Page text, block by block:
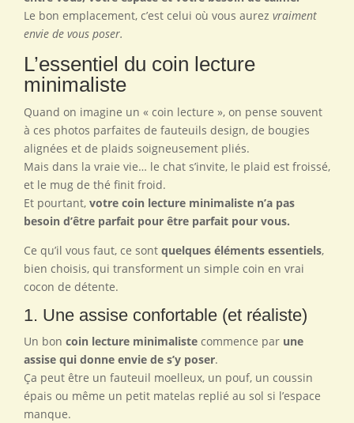
Le bon emplacement, c’est celui où vous aurez vraiment
envie de vous poser.
L’essentiel du coin lecture
minimaliste
Quand on imagine un « coin lecture », on pense souvent
à ces photos parfaites de fauteuils design, de bougies
alignées et de plaids soigneusement pliés.
Mais dans la vraie vie… le chat s’invite, le plaid est froissé,
et le mug de thé finit froid.
Et pourtant, votre coin lecture minimaliste n’a pas
besoin d’être parfait pour être parfait pour vous.
Ce qu’il vous faut, ce sont quelques éléments essentiels,
bien choisis, qui transforment un simple coin en vrai
cocon de détente.
1. Une assise confortable (et réaliste)
Un bon coin lecture minimaliste commence par une
assise qui donne envie de s’y poser.
Ça peut être un fauteuil moelleux, un pouf, un coussin
épais ou même un petit matelas replié au sol si l’espace
manque.